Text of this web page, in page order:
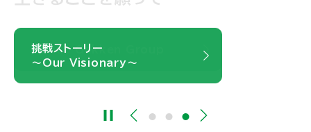
About Gakken Group
挑戦ストーリー
～Our Visionary～